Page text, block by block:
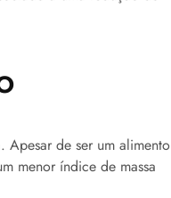
Apesar de ser um alimento
menor índice de massa